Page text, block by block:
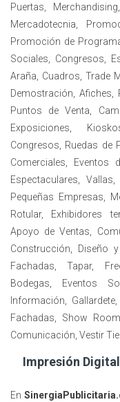
Puertas,
Mercadotecnia,
Promoción de
Sociales, Congresos,
Araña, Cuadros, Trade
Demostración, Afiches,
Puntos de Venta,
Exposiciones,
Congresos, Ruedas de
Comerciales, Eventos
Espectaculares,
Pequeñas Empresas,
Rotular, Exhibidores
Apoyo de Ventas,
Construcción, Diseño
Fachadas, Tapar,
Bodegas, Eventos
Información,
Fachadas, Show
Comunicación, Vestir
Impresión
En